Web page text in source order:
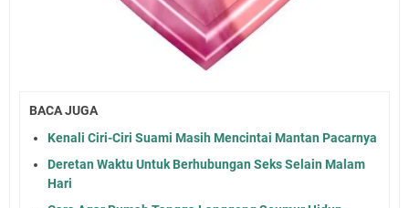
BACA JUGA
Kenali Ciri-Ciri Suami Masih Mencintai Mantan Pacarnya
Deretan Waktu Untuk Berhubungan Seks Selain Malam
Hari